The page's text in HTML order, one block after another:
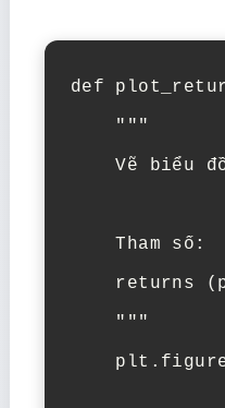
def
    """
Vẽ biểu
    Tham số:
returns
    """